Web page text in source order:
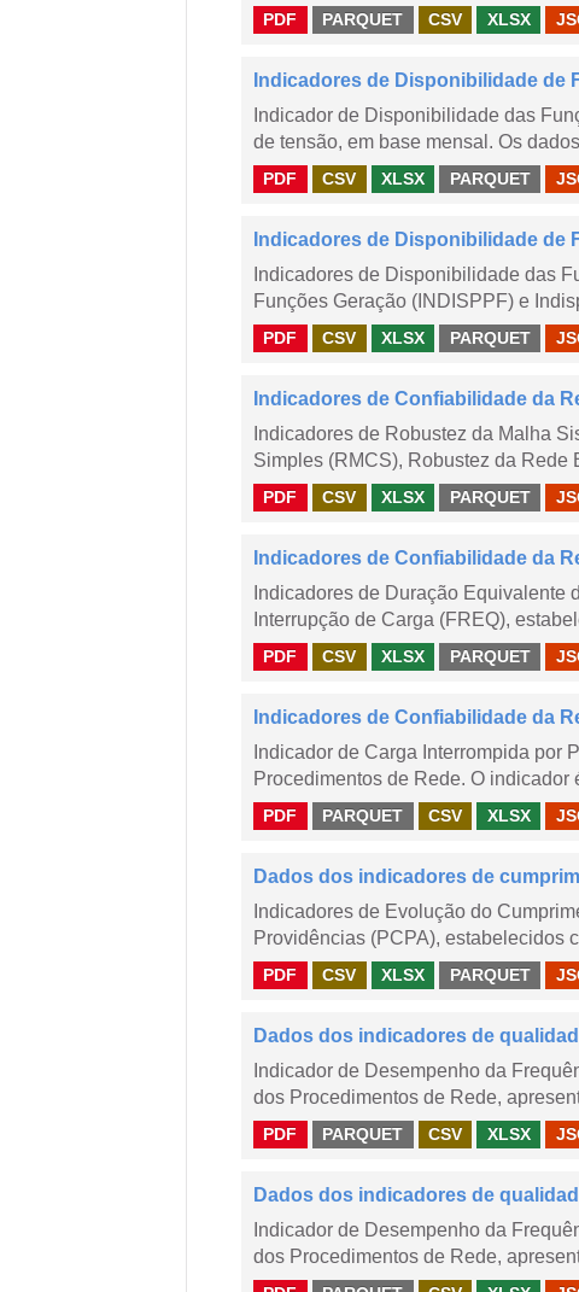
PDF PARQUET CSV XLSX
Indicadores de Disponibilidade de
Indicador de Disponibilidade das
de tensão, em base mensal. Os
PDF CSV XLSX PARQUET
Indicadores de Disponibilidade de
Indicadores de Disponibilidade das
Funções Geração (INDISPPF) e
PDF CSV XLSX PARQUET
Indicadores de Confiabilidade da
Indicadores de Robustez da Malha
Simples (RMCS), Robustez da Rede
PDF CSV XLSX PARQUET
Indicadores de Confiabilidade da
Indicadores de Duração Equivalente
Interrupção de Carga (FREQ),
PDF CSV XLSX PARQUET
Indicadores de Confiabilidade da
Indicador de Carga Interrompida por
Procedimentos de Rede. O
PDF PARQUET CSV XLSX
Dados dos indicadores de
Indicadores de Evolução do
Providências (PCPA), estabelecidos
PDF CSV XLSX PARQUET
Dados dos indicadores de
Indicador de Desempenho da
dos Procedimentos de Rede,
PDF PARQUET CSV XLSX
Dados dos indicadores de
Indicador de Desempenho da
dos Procedimentos de Rede,